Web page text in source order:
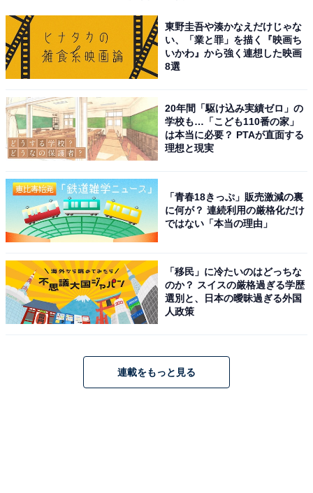
東野圭吾や湊かなえだけじゃな
い、「業と罪」を描く『映画ち
いかわ』から強く連想した映画
8選
20年間「駆け込み実績ゼロ」の
学校も…「こども110番の家」
は本当に必要？ PTAが直面する
理想と現実
「青春18きっぷ」販売激減の裏
に何が？ 連続利用の厳格化だけ
ではない「本当の理由」
「移民」に冷たいのはどっちな
のか？ スイスの厳格過ぎる学歴
選別と、日本の曖昧過ぎる外国
人政策
連載をもっと見る